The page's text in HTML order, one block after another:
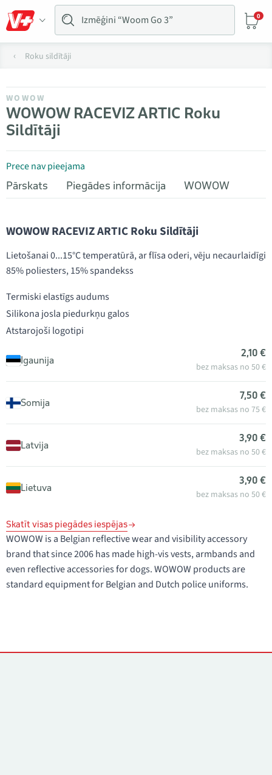
0
Roku sildītāji
WOWOW
WOWOW RACEVIZ ARTIC Roku
Sildītāji
Prece nav pieejama
Pārskats
Piegādes informācija WOWOW
WOWOW RACEVIZ ARTIC Roku Sildītāji
Lietošanai 0...15°C temperatūrā, ar flīsa oderi, vēju necaurlaidīgi
85% poliesters, 15% spandekss
Termiski elastīgs audums
Silikona josla piedurkņu galos
Atstarojoši logotipi
Igaunija
2,10 €
bez maksas no 50 €
Somija
7,50 €
bez maksas no 75 €
Latvija
3,90 €
bez maksas no 50 €
Lietuva
3,90 €
bez maksas no 50 €
Skatīt visas piegādes iespējas
WOWOW is a Belgian reflective wear and visibility accessory
brand that since 2006 has made high-vis vests, armbands and
even reflective accessories for dogs. WOWOW products are
standard equipment for Belgian and Dutch police uniforms.